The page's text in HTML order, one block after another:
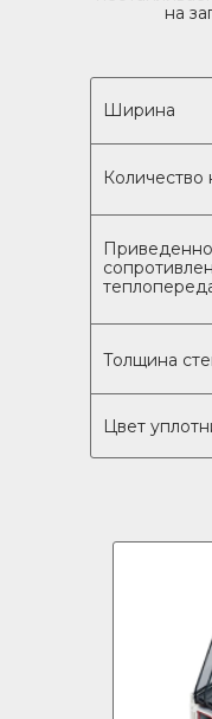
на
Ширина
Количество
Толщина
Цвет